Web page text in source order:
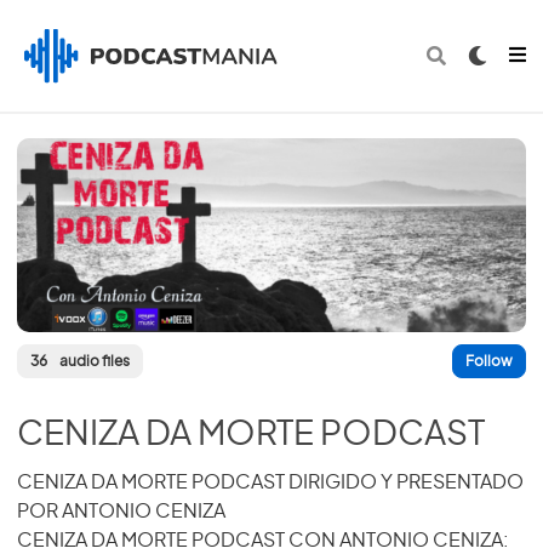
36 audio files Follow
CENIZA DA MORTE PODCAST
CENIZA DA MORTE PODCAST DIRIGIDO Y PRESENTADO
POR ANTONIO CENIZA
CENIZA DA MORTE PODCAST CON ANTONIO CENIZA: